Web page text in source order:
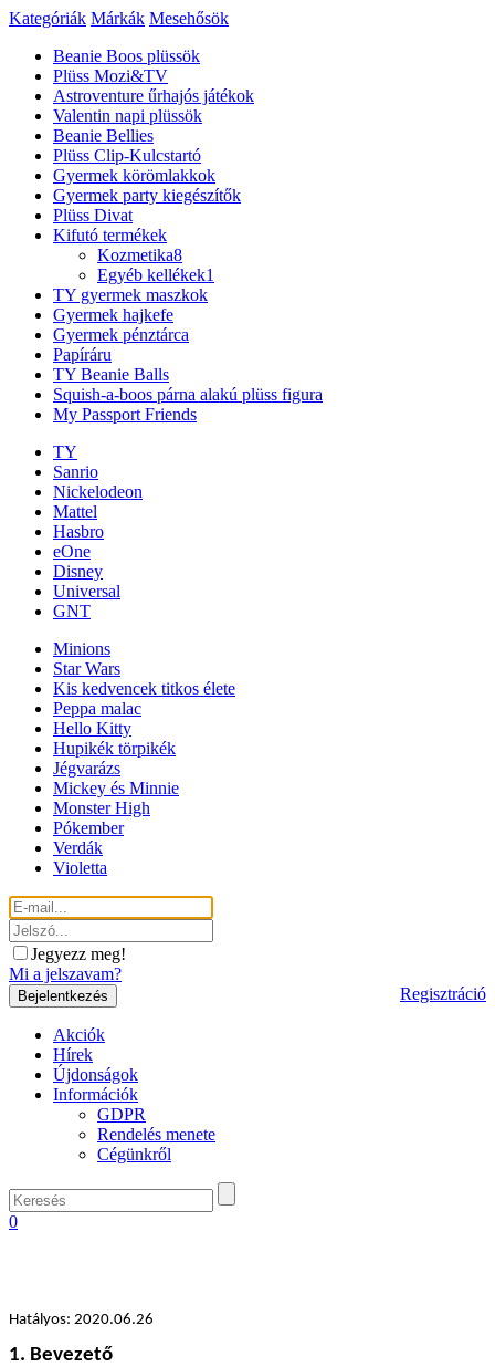
Kategóriák Márkák Mesehősök
Beanie Boos plüssök
Plüss Mozi&TV
Astroventure űrhajós játékok
Valentin napi plüssök
Beanie Bellies
Plüss Clip-Kulcstartó
Gyermek körömlakkok
Gyermek party kiegészítők
Plüss Divat
Kifutó termékek
Kozmetika8
Egyéb kellékek1
TY gyermek maszkok
Gyermek hajkefe
Gyermek pénztárca
Papíráru
TY Beanie Balls
Squish-a-boos párna alakú plüss figura
My Passport Friends
TY
Sanrio
Nickelodeon
Mattel
Hasbro
eOne
Disney
Universal
GNT
Minions
Star Wars
Kis kedvencek titkos élete
Peppa malac
Hello Kitty
Hupikék törpikék
Jégvarázs
Mickey és Minnie
Monster High
Pókember
Verdák
Violetta
Jegyezz meg!
Mi a jelszavam?
Regisztráció
Akciók
Hírek
Újdonságok
Információk
GDPR
Rendelés menete
Cégünkről
0
Hatályos: 2020.06.26
1. Bevezető